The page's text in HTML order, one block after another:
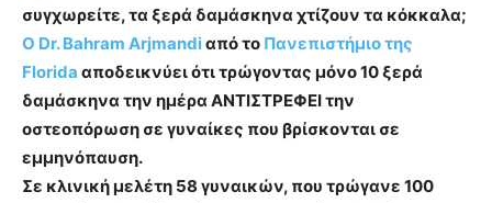
συγχωρείτε, τα ξερά δαμάσκηνα χτίζουν τα κόκκαλα;
Ο Dr. Bahram Arjmandiαπό το Πανεπιστήμιο της
Florida αποδεικνύει ότιτρώγοντας μόνο 10 ξερά
δαμάσκηνα την ημέρα ΑΝΤΙΣΤΡΕΦΕΙ την
οστεοπόρωση σε γυναίκες που βρίσκονται σε
εμμηνόπαυση.
Σε κλινική μελέτη 58 γυναικών, που τρώγανε 100